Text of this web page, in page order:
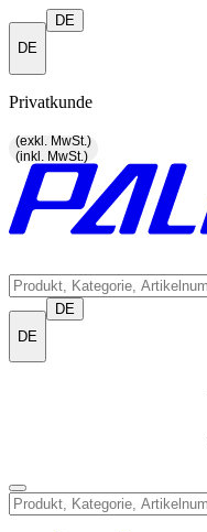
DE
DE
Privatkunde
(exkl. MwSt.)
(inkl. MwSt.)
DE
DE